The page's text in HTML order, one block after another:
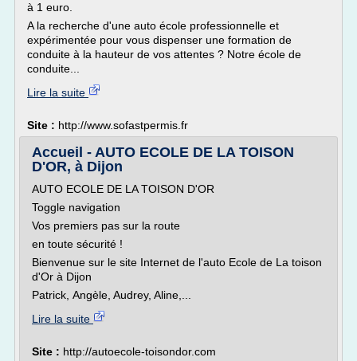
à 1 euro.
A la recherche d'une auto école professionnelle et
expérimentée pour vous dispenser une formation de
conduite à la hauteur de vos attentes ? Notre école de
conduite...
Lire la suite
Site : http://www.sofastpermis.fr
Accueil - AUTO ECOLE DE LA TOISON
D'OR, à Dijon
AUTO ECOLE DE LA TOISON D'OR
Toggle navigation
Vos premiers pas sur la route
en toute sécurité !
Bienvenue sur le site Internet de l'auto Ecole de La toison
d'Or à Dijon
Patrick, Angèle, Audrey, Aline,...
Lire la suite
Site : http://autoecole-toisondor.com